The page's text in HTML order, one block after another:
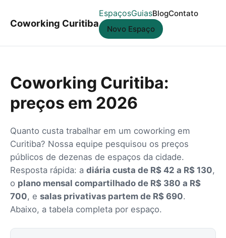
Coworking Curitiba
EspaçosGuiasBlogContato
Novo Espaço
Coworking Curitiba:
preços em 2026
Quanto custa trabalhar em um coworking em
Curitiba? Nossa equipe pesquisou os preços
públicos de dezenas de espaços da cidade.
Resposta rápida: a diária custa de R$ 42 a R$ 130,
o plano mensal compartilhado de R$ 380 a R$
700, e salas privativas partem de R$ 690.
Abaixo, a tabela completa por espaço.